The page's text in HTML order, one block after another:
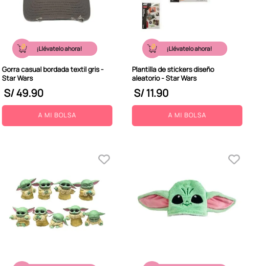
¡Llévatelo ahora!
Gorra casual bordada textil gris -
Star Wars
S/49.90
A MI BOLSA
¡Llévatelo ahora!
Plantilla de stickers diseño
aleatorio - Star Wars
S/11.90
A MI BOLSA